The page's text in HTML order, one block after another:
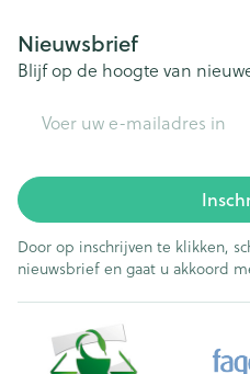
Nieuwsbrief
Blijf op de hoogte van
Door op inschrijven te klikken,
nieuwsbrief en gaat u akkoord